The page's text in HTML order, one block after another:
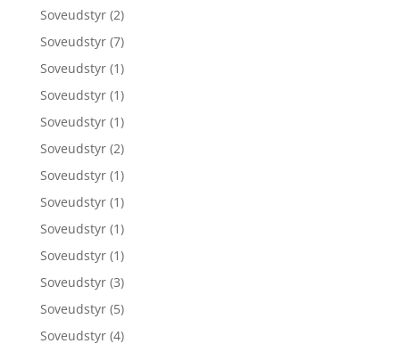
Soveudstyr (2)
Soveudstyr (7)
Soveudstyr (1)
Soveudstyr (1)
Soveudstyr (1)
Soveudstyr (2)
Soveudstyr (1)
Soveudstyr (1)
Soveudstyr (1)
Soveudstyr (1)
Soveudstyr (3)
Soveudstyr (5)
Soveudstyr (4)